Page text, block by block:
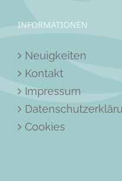
INFORMATIONEN
Neuigkeiten
Kontakt
Impressum
Cookies